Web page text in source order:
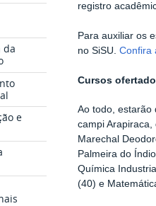
da
e
registro
Para auxiliar os
no SiSU.Confira
Cursos
Ao todo, estarão
campi
Marechal
Palmeira do
Química
(40) e